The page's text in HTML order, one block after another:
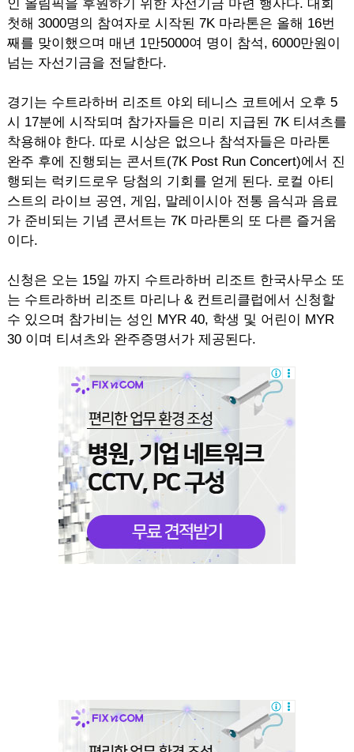
인 올림픽을 후원하기 위한 자선기금 마련 행사다. 대회
첫해 3000명의 참여자로 시작된 7K 마라톤은 올해 16번
째를 맞이했으며 매년 1만5000여 명이 참석, 6000만원이
넘는 자선기금을 전달한다.
경기는 수트라하버 리조트 야외 테니스 코트에서 오후 5
시 17분에 시작되며 참가자들은 미리 지급된 7K 티셔츠를
착용해야 한다. 따로 시상은 없으나 참석자들은 마라톤
완주 후에 진행되는 콘서트(7K Post Run Concert)에서 진
행되는 럭키드로우 당첨의 기회를 얻게 된다. 로컬 아티
스트의 라이브 공연, 게임, 말레이시아 전통 음식과 음료
가 준비되는 기념 콘서트는 7K 마라톤의 또 다른 즐거움
이다.
신청은 오는 15일 까지 수트라하버 리조트 한국사무소 또
는 수트라하버 리조트 마리나 & 컨트리클럽에서 신청할
수 있으며 참가비는 성인 MYR 40, 학생 및 어린이 MYR
30 이며 티셔츠와 완주증명서가 제공된다.